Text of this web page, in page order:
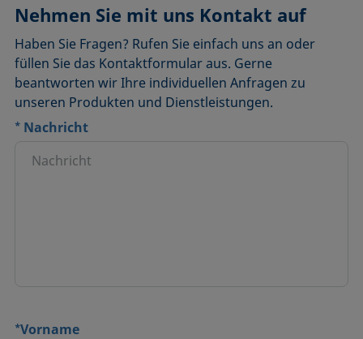
Nehmen Sie mit uns Kontakt auf
Haben Sie Fragen? Rufen Sie einfach uns an oder
füllen Sie das Kontaktformular aus. Gerne
beantworten wir Ihre individuellen Anfragen zu
unseren Produkten und Dienstleistungen.
* Nachricht
*Vorname